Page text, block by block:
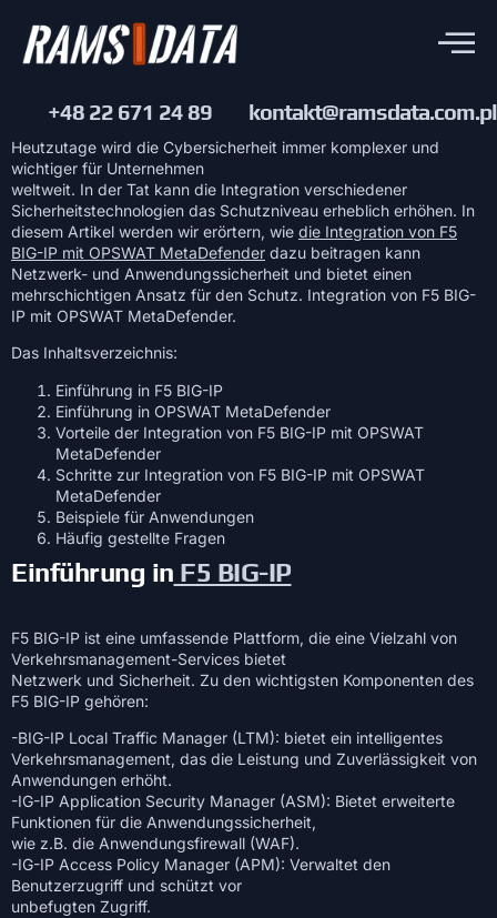
+48 22 671 24 89 kontakt@ramsdata.com.pl
Heutzutage wird die Cybersicherheit immer komplexer und
wichtiger für Unternehmen
weltweit. In der Tat kann die Integration verschiedener
Sicherheitstechnologien das Schutzniveau erheblich erhöhen. In
diesem Artikel werden wir erörtern, wie die Integration von F5
BIG-IP mit OPSWAT MetaDefender dazu beitragen kann
Netzwerk- und Anwendungssicherheit und bietet einen
mehrschichtigen Ansatz für den Schutz. Integration von F5 BIG-
IP mit OPSWAT MetaDefender.
Das Inhaltsverzeichnis:
Einführung in F5 BIG-IP
Einführung in OPSWAT MetaDefender
Vorteile der Integration von F5 BIG-IP mit OPSWAT
MetaDefender
Schritte zur Integration von F5 BIG-IP mit OPSWAT
MetaDefender
Beispiele für Anwendungen
Häufig gestellte Fragen
Einführung in F5 BIG-IP
F5 BIG-IP ist eine umfassende Plattform, die eine Vielzahl von
Verkehrsmanagement-Services bietet
Netzwerk und Sicherheit. Zu den wichtigsten Komponenten des
F5 BIG-IP gehören:
-BIG-IP Local Traffic Manager (LTM): bietet ein intelligentes
Verkehrsmanagement, das die Leistung und Zuverlässigkeit von
Anwendungen erhöht.
-IG-IP Application Security Manager (ASM): Bietet erweiterte
Funktionen für die Anwendungssicherheit,
wie z.B. die Anwendungsfirewall (WAF).
-IG-IP Access Policy Manager (APM): Verwaltet den
Benutzerzugriff und schützt vor
unbefugten Zugriff.